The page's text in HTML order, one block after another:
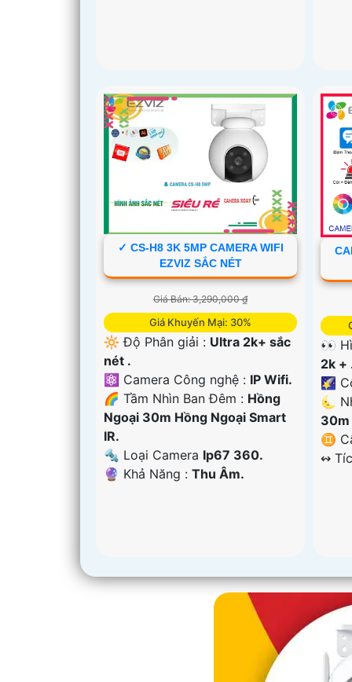
✓ CS-H8 3K 5MP CAMERA WIFI
EZVIZ SẮC NÉT
Giá Bán: 3,290,000 ₫
Giá Khuyến Mại: 30%
🔆 Độ Phân giải : Ultra 2k+ sắc
nét .
⚛️ Camera Công nghệ : IP Wifi.
🌈 Tầm Nhìn Ban Đêm : Hồng
Ngoại 30m Hồng Ngoại Smart
IR.
🔩 Loại Camera Ip67 360.
️🔮 Khả Năng : Thu Âm.
👀
2k +
🌠
🌜
30m
♊
️↭